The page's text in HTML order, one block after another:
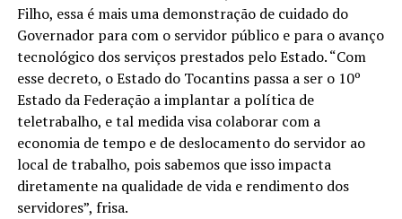
Filho, essa é mais uma demonstração de cuidado do
Governador para com o servidor público e para o avanço
tecnológico dos serviços prestados pelo Estado. “Com
esse decreto, o Estado do Tocantins passa a ser o 10º
Estado da Federação a implantar a política de
teletrabalho, e tal medida visa colaborar com a
economia de tempo e de deslocamento do servidor ao
local de trabalho, pois sabemos que isso impacta
diretamente na qualidade de vida e rendimento dos
servidores”, frisa.